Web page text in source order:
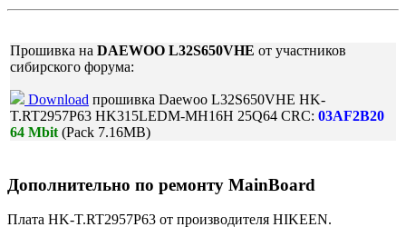
Прошивка на DAEWOO L32S650VHE от участников
сибирского форума:
Download прошивка Daewoo L32S650VHE HK-
T.RT2957P63 HK315LEDM-MH16H 25Q64 CRC: 03AF2B20
64 Mbit (Pack 7.16MB)
Дополнительно по ремонту MainBoard
Плата HK-T.RT2957P63 от производителя HIKEEN.